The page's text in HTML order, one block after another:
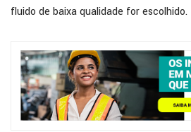
fluido de baixa qualidade for escolhido.